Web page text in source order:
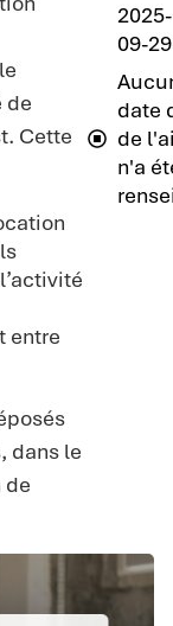
de
Cette
entre
dans le
de
2025-
09-29
date
de
n'a